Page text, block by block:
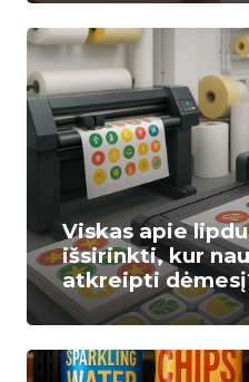
Viskas apie
išsirinkti, kur
atkreipti